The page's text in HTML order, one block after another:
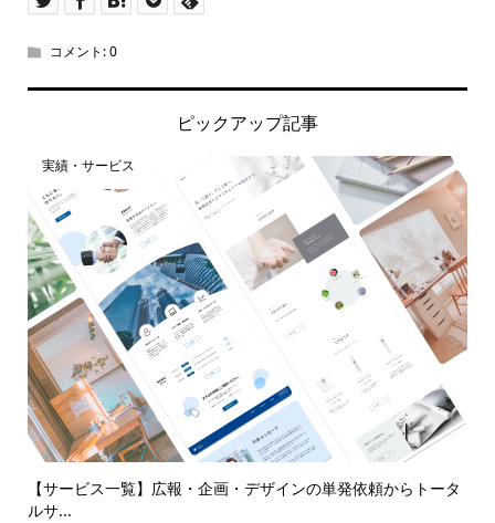
コメント:0
ピックアップ記事
実績・サービス
【サービス一覧】広報・企画・デザインの単発依頼からトータ
ルサ...